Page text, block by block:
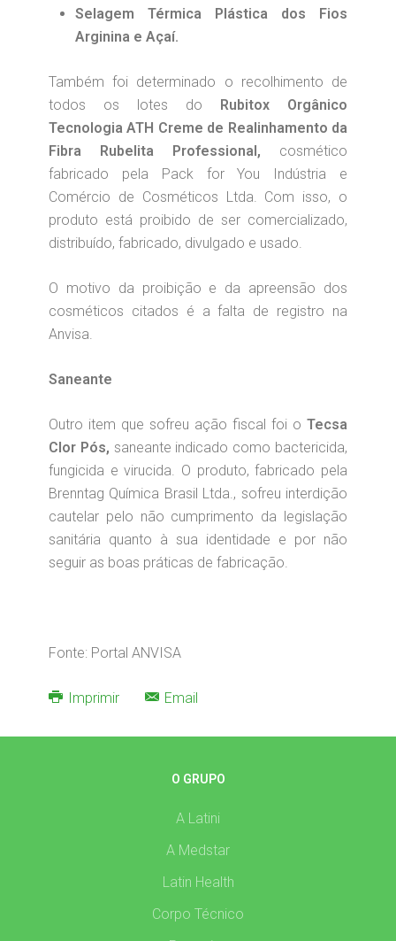
Selagem Térmica Plástica dos Fios
Arginina e Açaí.
Também foi determinado o recolhimento de
todos os lotes do Rubitox Orgânico
Tecnologia ATH Creme de Realinhamento da
Fibra Rubelita Professional, cosmético
fabricado pela Pack for You Indústria e
Comércio de Cosméticos Ltda. Com isso, o
produto está proibido de ser comercializado,
distribuído, fabricado, divulgado e usado.
O motivo da proibição e da apreensão dos
cosméticos citados é a falta de registro na
Anvisa.
Saneante
Outro item que sofreu ação fiscal foi o Tecsa
Clor Pós, saneante indicado como bactericida,
fungicida e virucida. O produto, fabricado pela
Brenntag Química Brasil Ltda., sofreu interdição
cautelar pelo não cumprimento da legislação
sanitária quanto à sua identidade e por não
seguir as boas práticas de fabricação.
Fonte: Portal ANVISA
Imprimir Email
O GRUPO
A Latini
A Medstar
Latin Health
Corpo Técnico